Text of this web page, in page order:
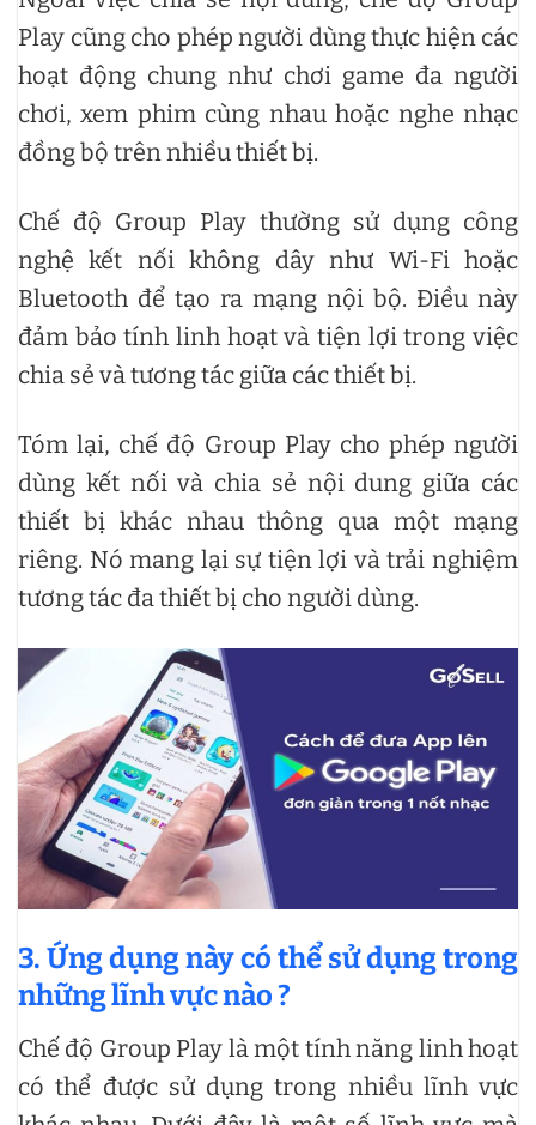
Play cũng cho phép người dùng thực hiện các
hoạt động chung như chơi game đa người
chơi, xem phim cùng nhau hoặc nghe nhạc
đồng bộ trên nhiều thiết bị.
Chế độ Group Play thường sử dụng công
nghệ kết nối không dây như Wi-Fi hoặc
Bluetooth để tạo ra mạng nội bộ. Điều này
đảm bảo tính linh hoạt và tiện lợi trong việc
chia sẻ và tương tác giữa các thiết bị.
Tóm lại, chế độ Group Play cho phép người
dùng kết nối và chia sẻ nội dung giữa các
thiết bị khác nhau thông qua một mạng
riêng. Nó mang lại sự tiện lợi và trải nghiệm
tương tác đa thiết bị cho người dùng.
3. Ứng dụng này có thể sử dụng trong
những lĩnh vực nào ?
Chế độ Group Play là một tính năng linh hoạt
có thể được sử dụng trong nhiều lĩnh vực